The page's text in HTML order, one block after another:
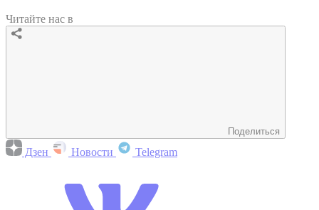
Читайте нас в
Поделиться
Дзен Новости Telegram